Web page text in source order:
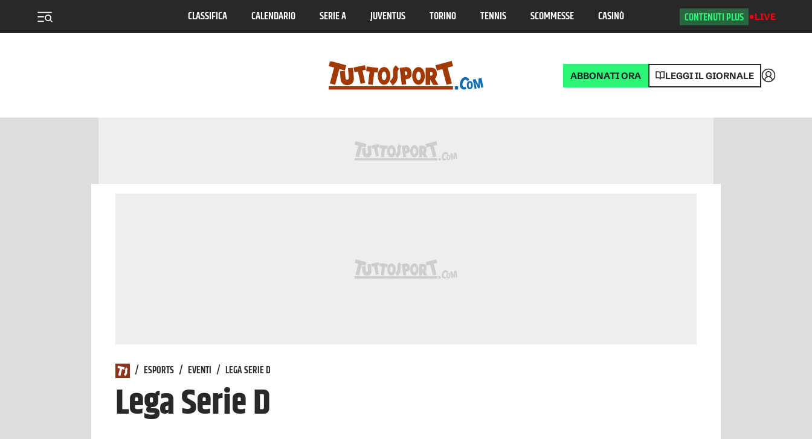
CLASSIFICA CALENDARIO SERIE A JUVENTUS TORINO TENNIS SCOMMESSE CASINÒ CONTENUTI PLUS LIVE
ABBONATI ORA LEGGI IL GIORNALE Accedi
/ ESPORTS / EVENTI / LEGA SERIE D
Lega Serie D